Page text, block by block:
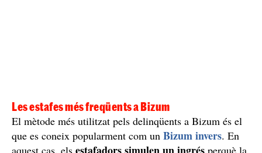
Les estafes més freqüents a Bizum
El mètode més utilitzat pels delinqüents a Bizum és el
que es coneix popularment com un Bizum invers. En
aquest cas, els
perquè la